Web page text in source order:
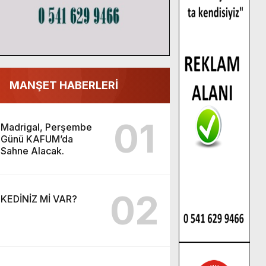
MANŞET HABERLERİ
Madrigal, Perşembe
Günü KAFUM’da
Sahne Alacak.
01
KEDİNİZ Mİ VAR? 02